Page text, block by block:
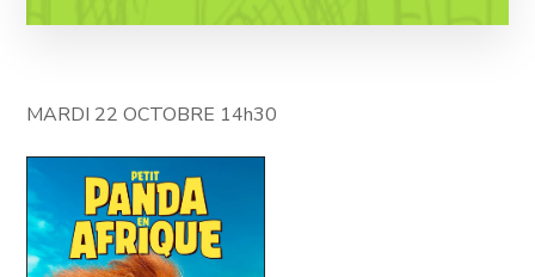
MARDI 22 OCTOBRE 14h30